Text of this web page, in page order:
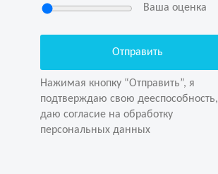
Ваша оценка
Нажимая кнопку “Отправить”, я
подтверждаю свою дееспособность,
даю согласие на обработку
персональных данных
Нажимая кнопку “Отправить”, я
даю согласие на обработку
персональных данных